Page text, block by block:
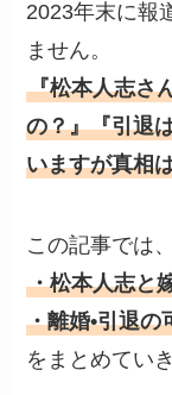
2023年末に報
ません。
『松本人志さ
の？』『引退
いますが真相
この記事では、
・松本人志と
・離婚•引退の
をまとめてい